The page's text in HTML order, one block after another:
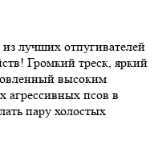
лучших отпугивателей
Громкий треск, яркий
высоким
агрессивных псов в
пару холостых